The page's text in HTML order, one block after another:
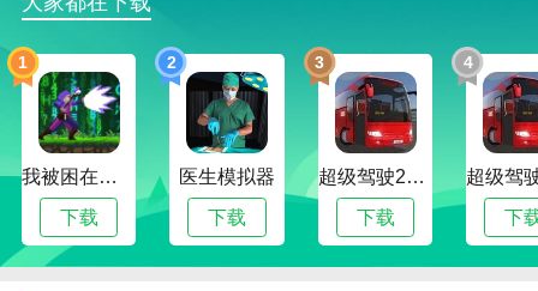
兽耳桌面永久vip版优势
1.壁纸的分类特别全面，包括游戏、电影、动画、可爱
宠物等等。
2.可以更直接的查看和应用各种酷炫多彩的视频壁纸，
让你拥有好看的壁纸。
壁纸有很多种。兽耳桌面永久vip版你可以选择用任何
他们喜欢的壁纸。
1
我被困在新手村了修改版
下载
2
医生模拟器
下载
3
超级驾驶2022内置作弊菜单版
下载
4
下